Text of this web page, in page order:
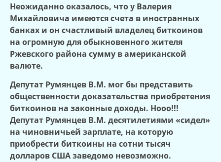
Неожиданно оказалось, что у Валерия
Михайловича имеются счета в иностранных
банках и он счастливый владелец биткоинов
на огромную для обыкновенного жителя
Ржевского района сумму в американской
валюте.
Депутат Румянцев В.М. мог бы представить
общественности доказательства приобретения
биткоинов на законные доходы. Нооо!!!
Депутат Румянцев В.М. десятилетиями «сидел»
на чиновничьей зарплате, на которую
приобрести биткоины на сотни тысяч
долларов США заведомо невозможно.